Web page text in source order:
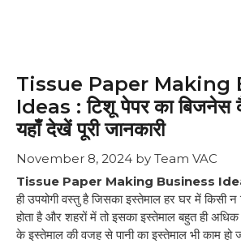
Tissue Paper Making
Ideas : टिशू पेपर का
यहाँ देखें पूरी जानकारी
November 8, 2024 by Team VAC
Tissue Paper Making Business
ही उपयोगी वस्तु है जिसका इस्तेमाल हर घर में किसी
होता है और शहरों में तो इसका इस्तेमाल बहुत ही
के इस्तेमाल की वजह से पानी का इस्तेमाल भी काम हो